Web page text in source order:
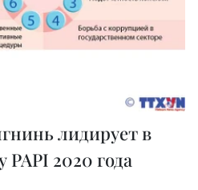
лидирует в
PAPI 2020 года